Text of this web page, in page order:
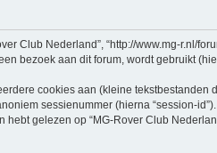
Club Nederland”, “http://www.mg-r.nl/
bezoek aan dit forum, wordt gebruikt
cookies aan (kleine tekstbestanden
sessienummer (hierna “session-
gelezen op “MG-Rover Club